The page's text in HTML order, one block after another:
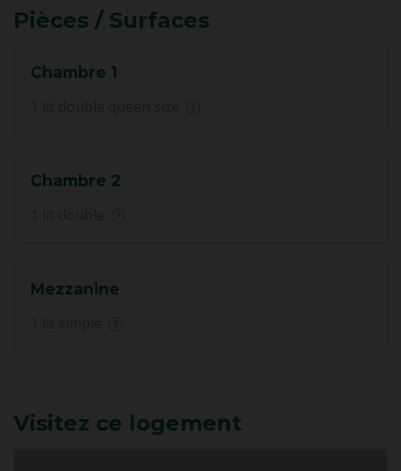
Pièces / Surfaces
Chambre 1
Chambre 2
Mezzanine
Visitez ce logement